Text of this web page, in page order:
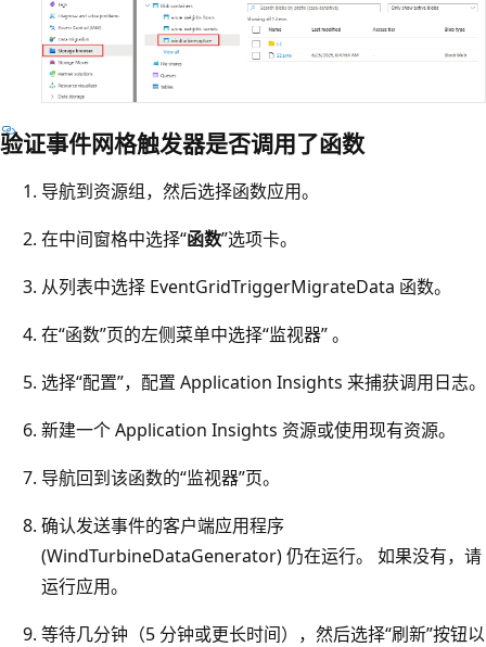
验证事件网格触发器是否调用了函数
导航到资源组，然后选择函数应用。
在中间窗格中选择“函数”选项卡。
从列表中选择 EventGridTriggerMigrateData 函数。
在“函数”页的左侧菜单中选择“监视器” 。
选择“配置”，配置 Application Insights 来捕获调用日志。
新建一个 Application Insights 资源或使用现有资源。
导航回到该函数的“监视器”页。
确认发送事件的客户端应用程序
(WindTurbineDataGenerator) 仍在运行。 如果没有，请
运行应用。
等待几分钟（5 分钟或更长时间），然后选择“刷新”按钮以